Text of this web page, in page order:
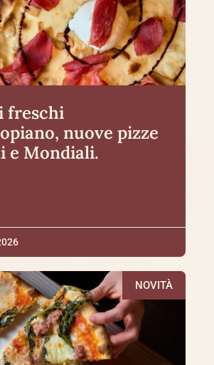
freschi
nuove pizze
e Mondiali.
NOVITÀ